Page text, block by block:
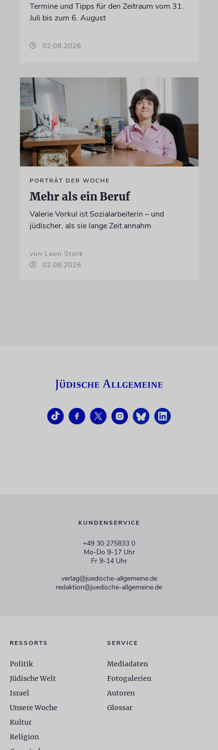
Termine und Tipps für den Zeitraum vom 31.
Juli bis zum 6. August
02.08.2026
PORTRÄT DER WOCHE
Mehr als ein Beruf
Valerie Vorkul ist Sozialarbeiterin – und
jüdischer, als sie lange Zeit annahm
von Leon Stork
02.08.2026
KUNDENSERVICE
+49 30 275833 0
Mo-Do 9-17 Uhr
Fr 9-14 Uhr
verlag@juedische-allgemeine.de
redaktion@juedische-allgemeine.de
RESSORTS
Politik
Jüdische Welt
Israel
Unsere Woche
Kultur
Religion
SERVICE
Mediadaten
Fotogalerien
Autoren
Glossar